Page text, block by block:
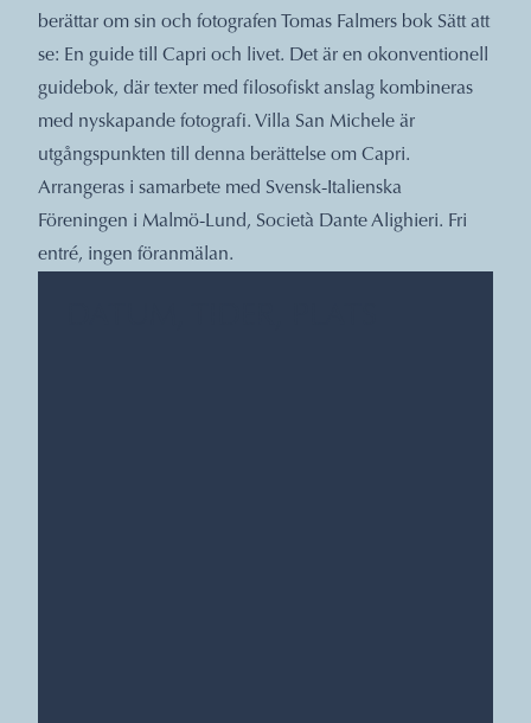
berättar om sin och fotografen Tomas Falmers bok Sätt att
se: En guide till Capri och livet. Det är en okonventionell
guidebok, där texter med filosofiskt anslag kombineras
med nyskapande fotografi. Villa San Michele är
utgångspunkten till denna berättelse om Capri.
Arrangeras i samarbete med Svensk-Italienska
Föreningen i Malmö-Lund, Società Dante Alighieri. Fri
entré, ingen föranmälan.